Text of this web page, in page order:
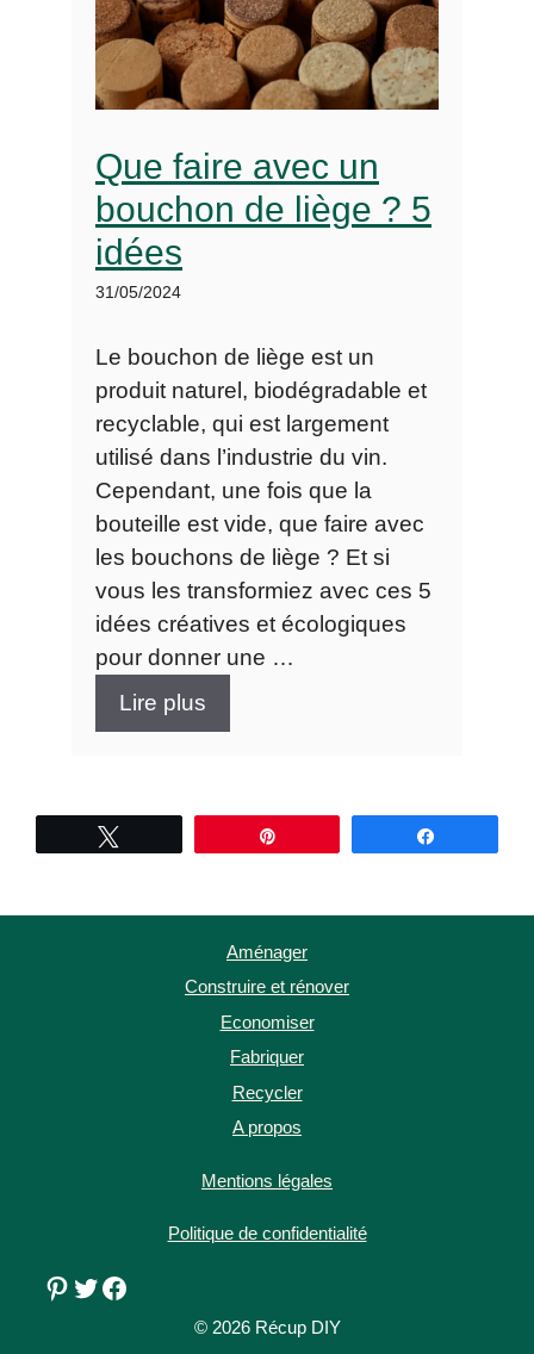
Que faire avec un
bouchon de liège ? 5
idées
31/05/2024
Le bouchon de liège est un
produit naturel, biodégradable et
recyclable, qui est largement
utilisé dans l’industrie du vin.
Cependant, une fois que la
bouteille est vide, que faire avec
les bouchons de liège ? Et si
vous les transformiez avec ces 5
idées créatives et écologiques
pour donner une …
Lire plus
Aménager
Construire et rénover
Economiser
Fabriquer
Recycler
A propos
Mentions légales
Politique de confidentialité
Pinterest Twitter Facebook
© 2026 Récup DIY